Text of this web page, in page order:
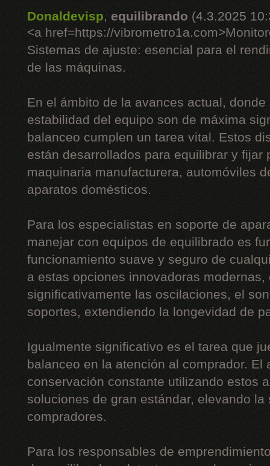
Donaldevisp, equilibrando (4.3.2025
<a href=https://
Sistemas de ajuste: esencial para el
de las máquinas.
En el ámbito de la avances actual,
estabilidad del equipo son de máxima
balanceo cumplen un tarea vital. Estos
están desarrollados para equilibrar y fijar
maquinaria manufacturera, automóviles
aparatos domésticos.
Para los especialistas en soporte de
manejar con equipos de equilibrado es
funcionamiento suave y seguro de
a estas opciones innovadoras
significativamente las oscilaciones, el
soportes, extendiendo la longevidad de
Igualmente significativo es el tarea que
balanceo en la atención al comprador. El
conservación constante utilizando estos
soluciones de gran estándar, elevando
compradores.
Para los responsables de